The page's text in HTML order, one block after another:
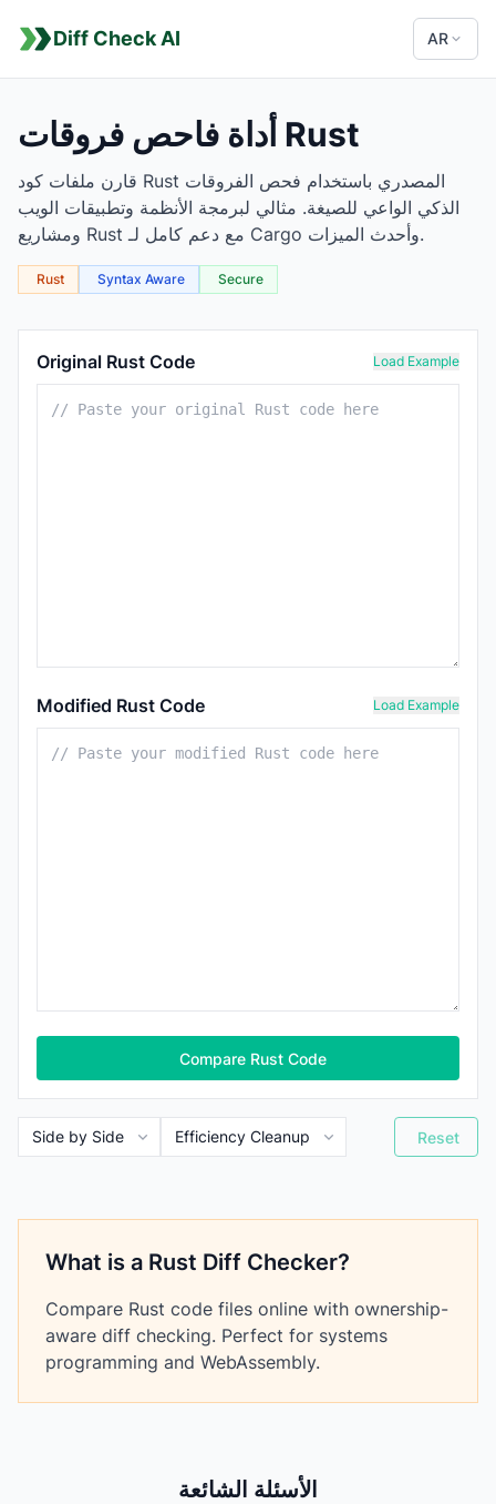
Diff Check AI AR
أداة فاحص فروقات Rust
قارن ملفات كود Rust المصدري باستخدام فحص الفروقات
الذكي الواعي للصيغة. مثالي لبرمجة الأنظمة وتطبيقات الويب
ومشاريع Rust مع دعم كامل لـ Cargo وأحدث الميزات.
Rust Syntax Aware Secure
Original Rust Code
Load Example
Modified Rust Code Load Example
Compare Rust Code
Reset
What is a Rust Diff Checker?
Compare Rust code files online with ownership-
aware diff checking. Perfect for systems
programming and WebAssembly.
الأسئلة الشائعة